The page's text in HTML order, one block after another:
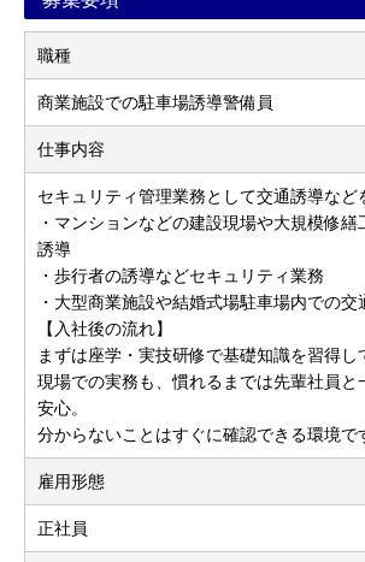
職種
商業施設での駐車場誘導警備員
仕事内容
セキュリティ管理業務として交通誘導など
・マンションなどの建設現場や大規模修
誘導
・歩行者の誘導などセキュリティ業務
・大型商業施設や結婚式場駐車場内での
【入社後の流れ】
まずは座学・実技研修で基礎知識を習得し
現場での実務も、慣れるまでは先輩社員と
安心。
分からないことはすぐに確認できる環境で
雇用形態
正社員